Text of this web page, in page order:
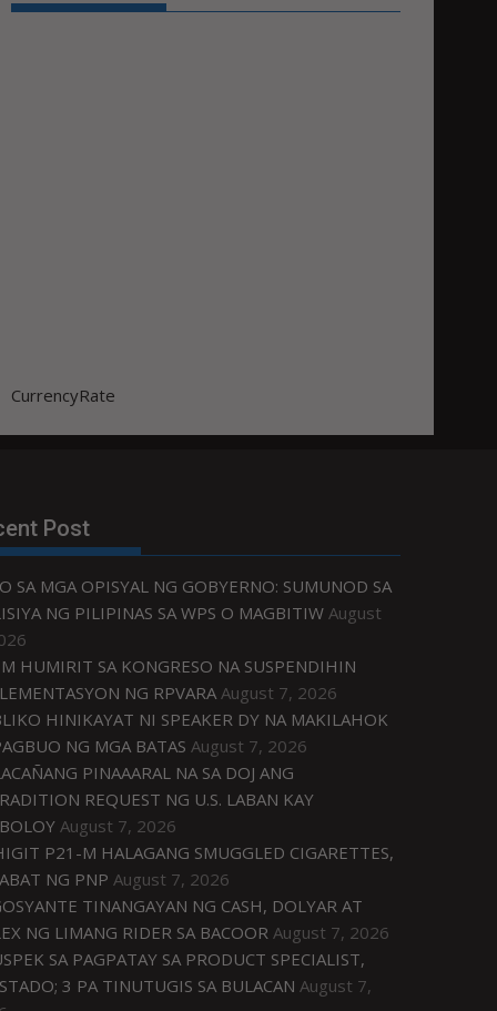
CurrencyRate
Post
SA MGA OPISYAL NG GOBYERNO: SUMUNOD SA
NG PILIPINAS SA WPS O MAGBITIW August
HUMIRIT SA KONGRESO NA SUSPENDIHIN
NG RPVARA August 7, 2026
HINIKAYAT NI SPEAKER DY NA MAKILAHOK
NG MGA BATAS August 7, 2026
PINAAARAL NA SA DOJ ANG
REQUEST NG U.S. LABAN KAY
August 7, 2026
P21-M HALAGANG SMUGGLED CIGARETTES,
NG PNP August 7, 2026
TINANGAYAN NG CASH, DOLYAR AT
NG LIMANG RIDER SA BACOOR August 7, 2026
SA PAGPATAY SA PRODUCT SPECIALIST,
3 PA TINUTUGIS SA BULACAN August 7,